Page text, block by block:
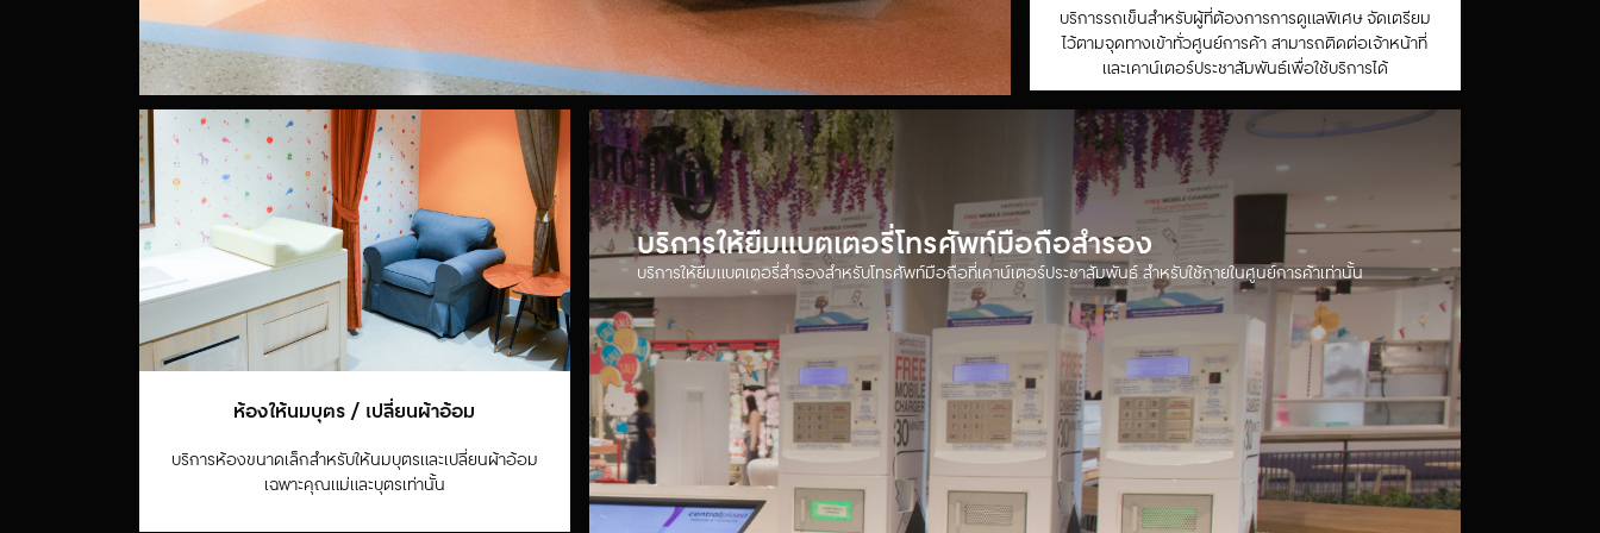
บริการรถเข็นสำหรับผู้ที่ต้องการการดูแลพิเศษ จัดเตรียม
ไว้ตามจุดทางเข้าทั่วศูนย์การค้า สามารถติดต่อเจ้าหน้าที่
และเคาน์เตอร์ประชาสัมพันธ์เพื่อใช้บริการได้
ห้องให้นมบุตร / เปลี่ยนผ้าอ้อม
บริการห้องขนาดเล็กสำหรับให้นมบุตรและเปลี่ยนผ้าอ้อม
เฉพาะคุณแม่และบุตรเท่านั้น
บริการให้ยืมแบตเตอรี่โทรศัพท์มือถือสำรอง
บริการให้ยืมแบตเตอรี่สำรองสำหรับโทรศัพท์มือถือที่เคาน์เตอร์ประชาสัมพันธ์ สำหรับใช้ภายในศูนย์การค้าเท่านั้น